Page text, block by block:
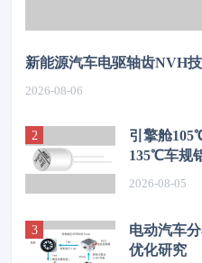
新能源汽车电驱轴齿NVH
2026-08-06
引擎舱
135℃车规
2026-08-05
电动汽车
优化研究